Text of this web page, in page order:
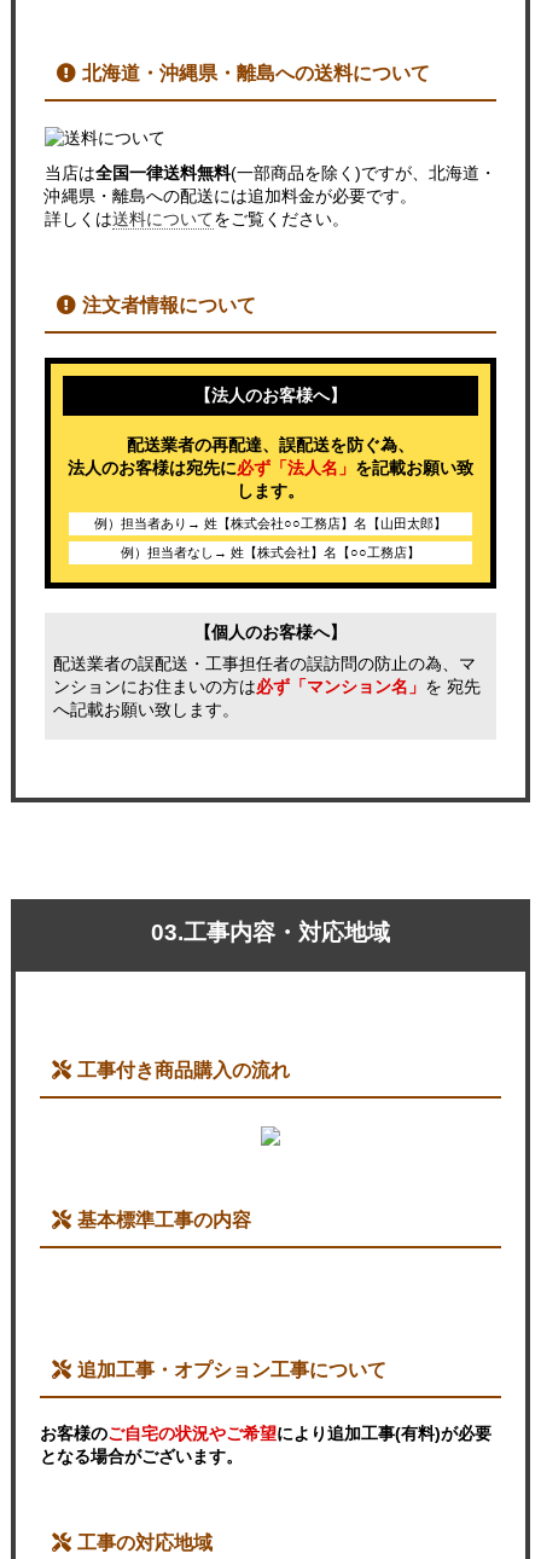
北海道・沖縄県・離島への送料について
当店は全国一律送料無料(一部商品を除く)ですが、北海道・
沖縄県・離島への配送には追加料金が必要です。
詳しくは送料についてをご覧ください。
注文者情報について
【法人のお客様へ】
配送業者の再配達、誤配送を防ぐ為、
法人のお客様は宛先に必ず「法人名」 を記載お願い致
します。
例）担当者あり→ 姓【株式会社○○工務店】名【山田太郎】
例）担当者なし→ 姓【株式会社】名【○○工務店】
【個人のお客様へ】
配送業者の誤配送・工事担任者の誤訪問の防止の為、マ
ンションにお住まいの方は必ず「マンション名」 を 宛先
へ記載お願い致します。
03.工事内容・対応地域
工事付き商品購入の流れ
基本標準工事の内容
追加工事・オプション工事について
お客様のご自宅の状況やご希望により追加工事(有料)が必要
となる場合がございます。
工事の対応地域